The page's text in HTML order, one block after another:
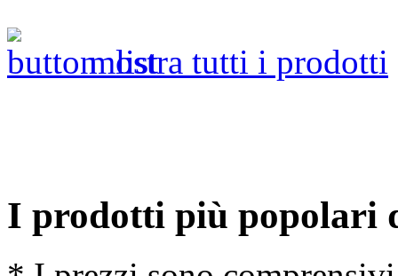
mostra tutti i prodotti
I prodotti più popolari